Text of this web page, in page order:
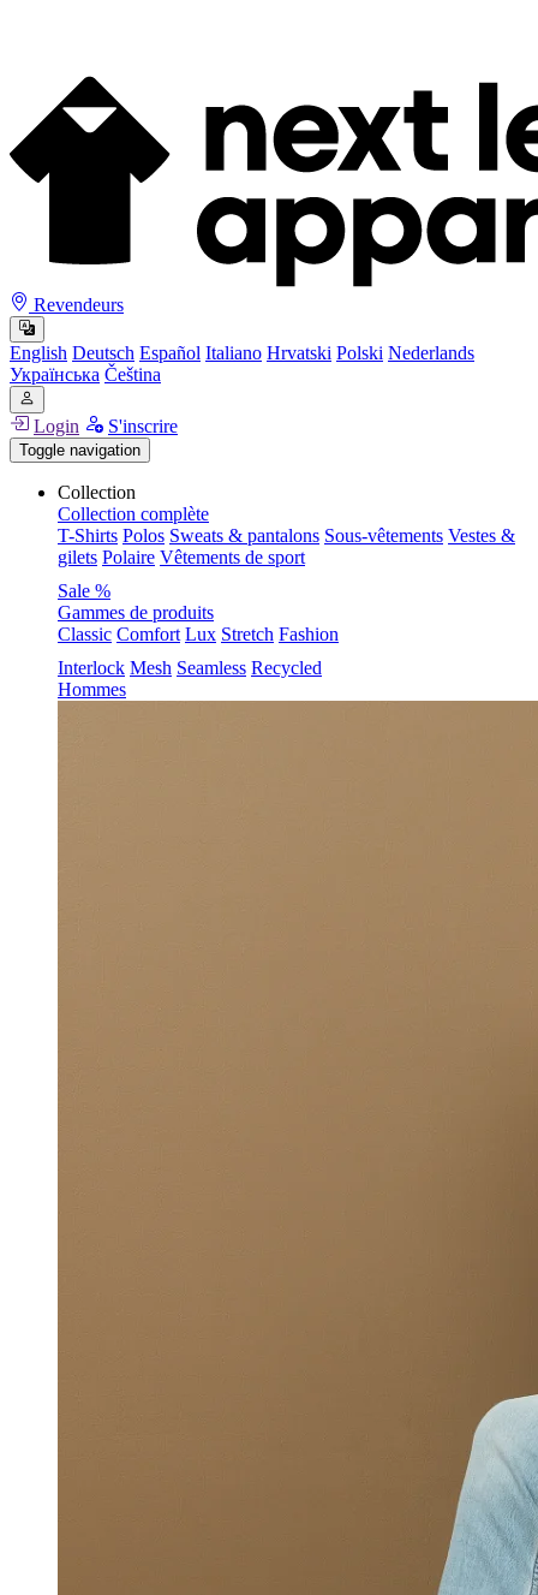
Revendeurs
English Deutsch Español Italiano Hrvatski Polski Nederlands
Українська Čeština
Login S'inscrire
Toggle navigation
Collection
Collection complète
T-Shirts Polos Sweats & pantalons Sous-vêtements Vestes &
gilets Polaire Vêtements de sport
Sale %
Gammes de produits
Classic Comfort Lux Stretch Fashion
Interlock Mesh Seamless Recycled
Hommes